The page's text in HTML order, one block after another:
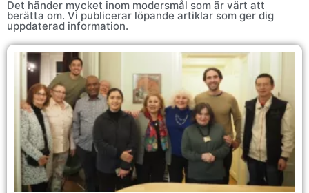
Det händer mycket inom modersmål som är värt att
berätta om. Vi publicerar löpande artiklar som ger dig
uppdaterad information.